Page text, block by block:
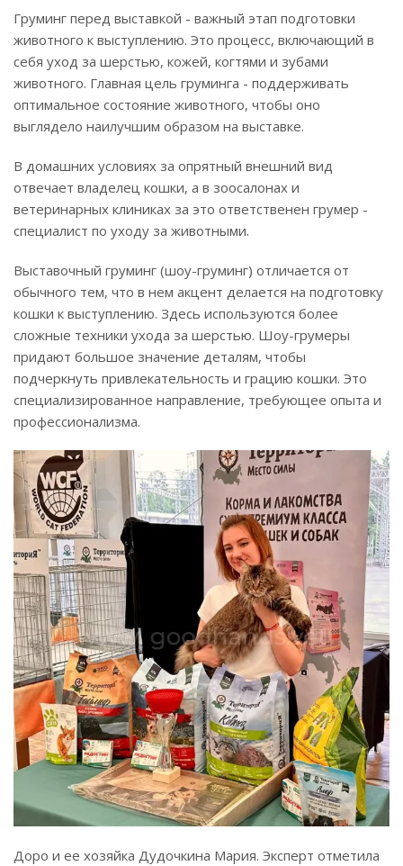
Груминг перед выставкой - важный этап подготовки
животного к выступлению. Это процесс, включающий в
себя уход за шерстью, кожей, когтями и зубами
животного. Главная цель груминга - поддерживать
оптимальное состояние животного, чтобы оно
выглядело наилучшим образом на выставке.
В домашних условиях за опрятный внешний вид
отвечает владелец кошки, а в зоосалонах и
ветеринарных клиниках за это ответственен грумер -
специалист по уходу за животными.
Выставочный груминг (шоу-груминг) отличается от
обычного тем, что в нем акцент делается на подготовку
кошки к выступлению. Здесь используются более
сложные техники ухода за шерстью. Шоу-грумеры
придают большое значение деталям, чтобы
подчеркнуть привлекательность и грацию кошки. Это
специализированное направление, требующее опыта и
профессионализма.
Доро и ее хозяйка Дудочкина Мария. Эксперт отметила